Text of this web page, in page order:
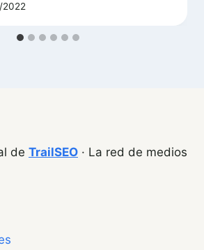
2022
de TrailSEO · La red de medios